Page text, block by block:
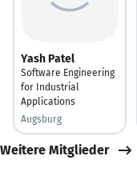
Yash Patel
Software Engineering
for Industrial
Applications
Augsburg
Weitere Mitglieder